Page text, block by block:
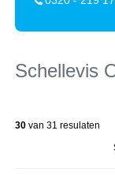
Schellevis
30van 31 resulaten